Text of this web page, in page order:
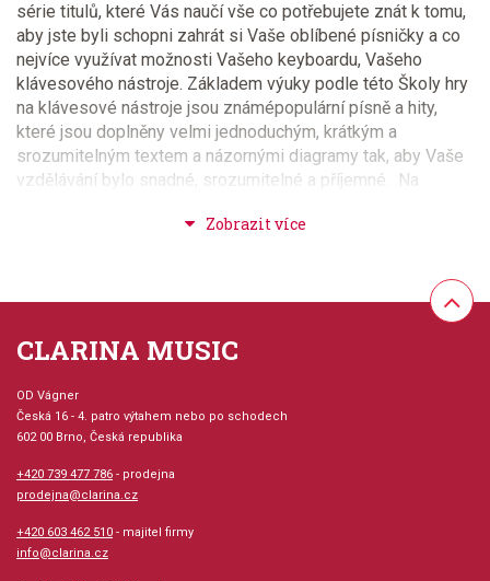
série titulů, které Vás naučí vše co potřebujete znát k tomu,
aby jste byli schopni zahrát si Vaše oblíbené písničky a co
nejvíce využívat možnosti Vašeho keyboardu, Vašeho
klávesového nástroje. Základem výuky podle této Školy hry
na klávesové nástroje jsou známépopulární písně a hity,
které jsou doplněny velmi jednoduchým, krátkým a
srozumitelným textem a názornými diagramy tak, aby Vaše
vzdělávání bylo snadné, srozumitelné a příjemné. Na
sešitě a to dvakrát, v plném znění a pouze doprovod pro
WISE publications.
Provedení: sešit + CD
Série: The Complete Keyboard Player, Noty
doškoly
Aranžér: Baker, Kenneth
Jazyk: anglicky
CLARINA MUSIC
OD Vágner
Česká 16 - 4. patro výtahem nebo po schodech
602 00 Brno, Česká republika
+420 739 477 786 - prodejna
prodejna@clarina.cz
+420 603 462 510 - majitel firmy
info@clarina.cz